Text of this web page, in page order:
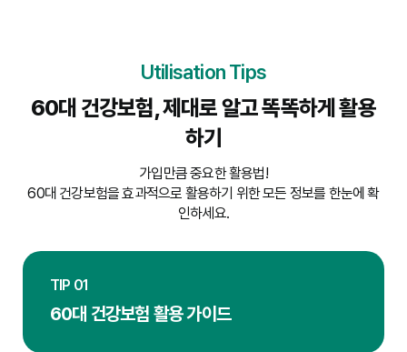
Utilisation Tips
60대 건강보험, 제대로 알고 똑똑하게 활용
하기
가입만큼 중요한 활용법!
60대 건강보험을 효과적으로 활용하기 위한 모든 정보를 한눈에 확
인하세요.
TIP 01
60대 건강보험 활용 가이드